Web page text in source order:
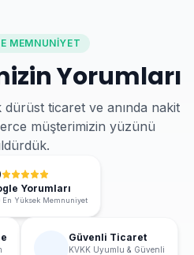
MEMNUNIYET
Yorumları
ticaret ve anında nakit
müşterimizin yüzünü
Yorumları
En Yüksek Memnuniyet
Güvenli Ticaret
KVKK Uyumlu & Güvenli